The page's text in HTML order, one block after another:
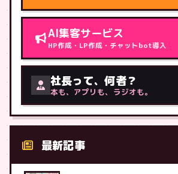
AI集客サービス
HP作成・LP作成・チャットbot導入
社長って、何者？
本も、アプリも、ラジオも。
最新記事